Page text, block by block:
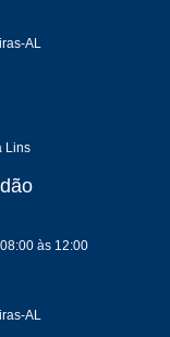
AL
Lins
às 12:00
AL